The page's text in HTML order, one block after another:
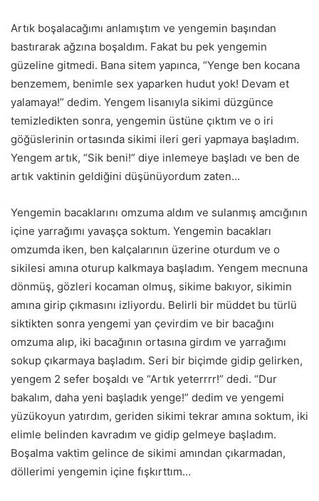
Artık boşalacağımı anlamıştım ve yengemin başından
bastırarak ağzına boşaldım. Fakat bu pek yengemin
güzeline gitmedi. Bana sitem yapınca, “Yenge ben kocana
benzemem, benimle sex yaparken hudut yok! Devam et
yalamaya!” dedim. Yengem lisanıyla sikimi düzgünce
temizledikten sonra, yengemin üstüne çıktım ve o iri
göğüslerinin ortasında sikimi ileri geri yapmaya başladım.
Yengem artık, “Sik beni!” diye inlemeye başladı ve ben de
artık vaktinin geldiğini düşünüyordum zaten…
Yengemin bacaklarını omzuma aldım ve sulanmış amcığının
içine yarrağımı yavaşça soktum. Yengemin bacakları
omzumda iken, ben kalçalarının üzerine oturdum ve o
sikilesi amına oturup kalkmaya başladım. Yengem mecnuna
dönmüş, gözleri kocaman olmuş, sikime bakıyor, sikimin
amına girip çıkmasını izliyordu. Belirli bir müddet bu türlü
siktikten sonra yengemi yan çevirdim ve bir bacağını
omzuma alıp, iki bacağının ortasına girdım ve yarrağımı
sokup çıkarmaya başladım. Seri bir biçimde gidip gelirken,
yengem 2 sefer boşaldı ve “Artık yeterrrr!” dedi. “Dur
bakalım, daha yeni başladık yenge!” dedim ve yengemi
yüzükoyun yatırdım, geriden sikimi tekrar amına soktum, iki
elimle belinden kavradım ve gidip gelmeye başladım.
Boşalma vaktim gelince de sikimi amından çıkarmadan,
döllerimi yengemin içine fışkırttım…